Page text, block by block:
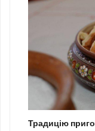
Традицію